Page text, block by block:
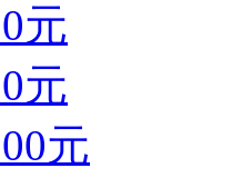
元
元
元